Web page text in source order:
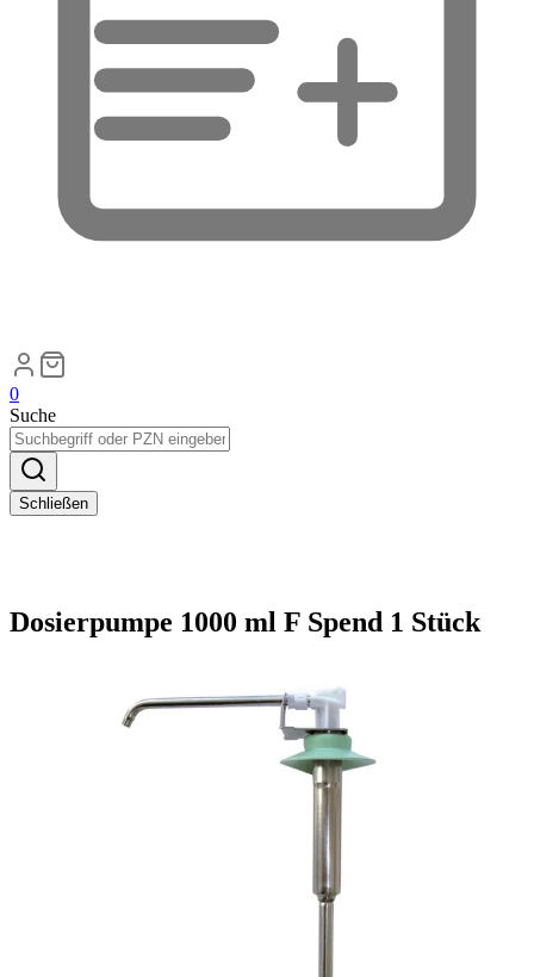
0
Suche
Schließen
Dosierpumpe 1000 ml F Spend 1 Stück